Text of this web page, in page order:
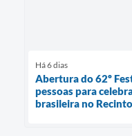
Há 6 dias
Abertura do 62º
pessoas para
brasileira no Recinto